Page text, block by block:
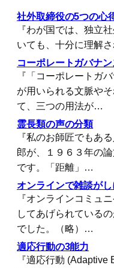
社外取締役の5つの心
『わが国では、独立
いても、十分に理解
コーポレートガバナ
『「コーポレートガ
が用いられる文脈や
て、三つの用法が…
霊長類の声の分類
『私のお師匠でもあ
郎が、１９６３年の
です。「距離」…
オンラインで雑談が
『オンラインコミュ
してあげられている
でした。（略）…
適応行動の3能力
『適応行動